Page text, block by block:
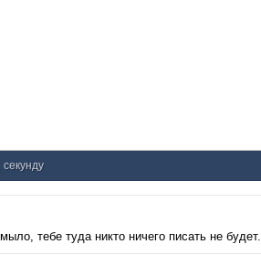
секунду
тебе туда никто ничего писать не будет.